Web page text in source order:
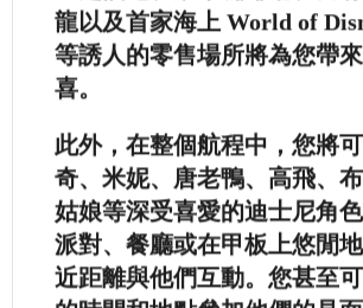
龍以及首家海上 World of
等誘人的零售場所將為您帶
喜。
此外，在整個航程中，您將
奇、米妮、唐老鴨、高飛、
姑娘等深受喜愛的迪士尼角
派對、餐廳或在甲板上悠閒地
近距離與他們互動。您甚至